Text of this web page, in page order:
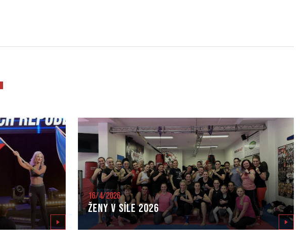
Zobrazit
16/4/2026
Ženy v síle 2026
Zobrazit